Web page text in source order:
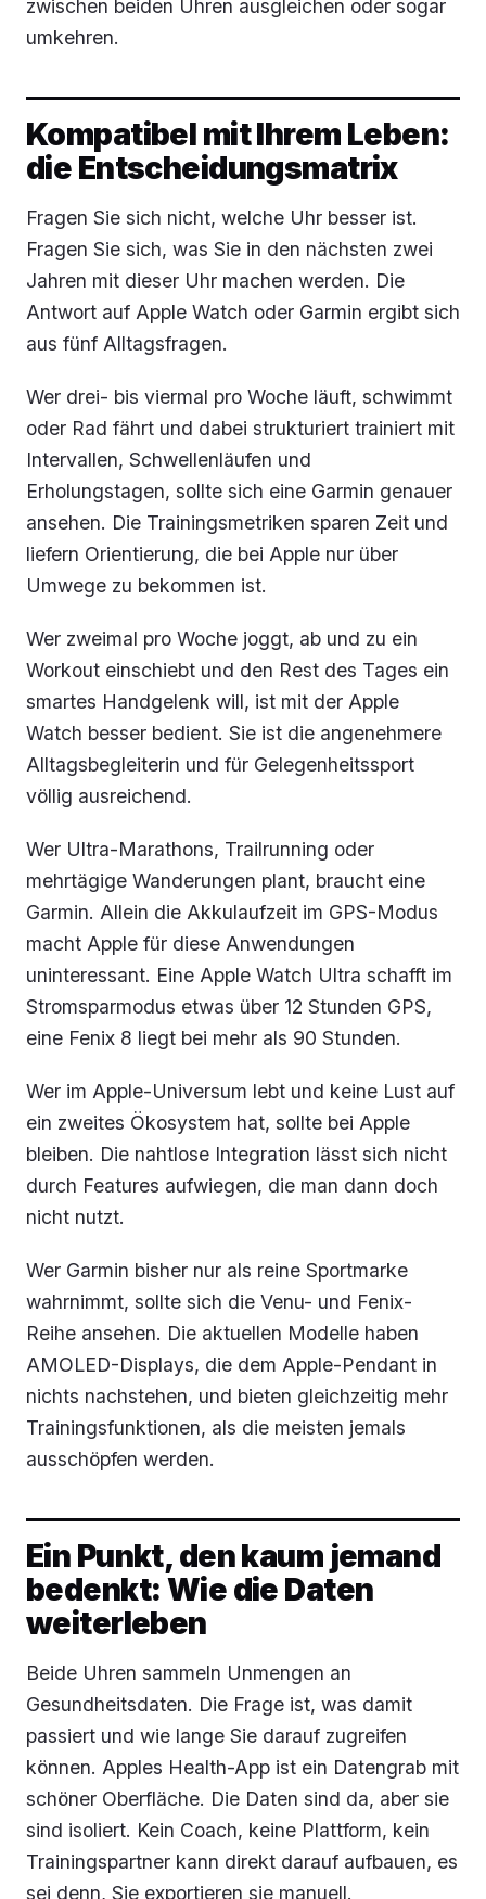
zwischen beiden Uhren ausgleichen oder sogar
umkehren.
Kompatibel mit Ihrem Leben:
die Entscheidungsmatrix
Fragen Sie sich nicht, welche Uhr besser ist.
Fragen Sie sich, was Sie in den nächsten zwei
Jahren mit dieser Uhr machen werden. Die
Antwort auf Apple Watch oder Garmin ergibt sich
aus fünf Alltagsfragen.
Wer drei- bis viermal pro Woche läuft, schwimmt
oder Rad fährt und dabei strukturiert trainiert mit
Intervallen, Schwellenläufen und
Erholungstagen, sollte sich eine Garmin genauer
ansehen. Die Trainingsmetriken sparen Zeit und
liefern Orientierung, die bei Apple nur über
Umwege zu bekommen ist.
Wer zweimal pro Woche joggt, ab und zu ein
Workout einschiebt und den Rest des Tages ein
smartes Handgelenk will, ist mit der Apple
Watch besser bedient. Sie ist die angenehmere
Alltagsbegleiterin und für Gelegenheitssport
völlig ausreichend.
Wer Ultra-Marathons, Trailrunning oder
mehrtägige Wanderungen plant, braucht eine
Garmin. Allein die Akkulaufzeit im GPS-Modus
macht Apple für diese Anwendungen
uninteressant. Eine Apple Watch Ultra schafft im
Stromsparmodus etwas über 12 Stunden GPS,
eine Fenix 8 liegt bei mehr als 90 Stunden.
Wer im Apple-Universum lebt und keine Lust auf
ein zweites Ökosystem hat, sollte bei Apple
bleiben. Die nahtlose Integration lässt sich nicht
durch Features aufwiegen, die man dann doch
nicht nutzt.
Wer Garmin bisher nur als reine Sportmarke
wahrnimmt, sollte sich die Venu- und Fenix-
Reihe ansehen. Die aktuellen Modelle haben
AMOLED-Displays, die dem Apple-Pendant in
nichts nachstehen, und bieten gleichzeitig mehr
Trainingsfunktionen, als die meisten jemals
ausschöpfen werden.
Ein Punkt, den kaum jemand
bedenkt: Wie die Daten
weiterleben
Beide Uhren sammeln Unmengen an
Gesundheitsdaten. Die Frage ist, was damit
passiert und wie lange Sie darauf zugreifen
können. Apples Health-App ist ein Datengrab mit
schöner Oberfläche. Die Daten sind da, aber sie
sind isoliert. Kein Coach, keine Plattform, kein
Trainingspartner kann direkt darauf aufbauen, es
sei denn, Sie exportieren sie manuell.